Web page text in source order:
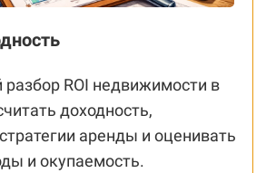
ROI недвижимости в
доходность,
аренды и оценивать
и окупаемость.